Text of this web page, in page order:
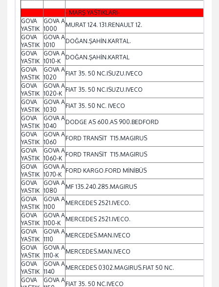
- MARŞ YASTIKLARI-
GOVA
YASTIK
GOVA A
1000
MURAT 124. 131.RENAULT 12.
GOVA
YASTIK
GOVA A
1010
DOĞAN.ŞAHİN.KARTAL.
GOVA
YASTIK
GOVA A
1010-K
DOĞAN.ŞAHİN.KARTAL
GOVA
YASTIK
GOVA A
1020
FIAT 35. 50 NC.ISUZU.IVECO
GOVA
YASTIK
GOVA A
1020-K
FIAT 35. 50 NC.ISUZU.IVECO
GOVA
YASTIK
GOVA A
1030
FIAT 35. 50 NC. IVECO
GOVA
YASTIK
GOVA A
1040
DODGE AS 600.AS 900.BEDFORD
GOVA
YASTIK
GOVA A
1060
FORD TRANSİT T15.MAGIRUS
GOVA
YASTIK
GOVA A
1060-K
FORD TRANSİT T15.MAGIRUS
GOVA
YASTIK
GOVA A
1070-K
FORD KARGO.FORD MİNİBÜS
GOVA
YASTIK
GOVA A
1080
MF 135.240.285.MAGIRUS
GOVA
YASTIK
GOVA A
1100
MERCEDES 2521.IVECO.
GOVA
YASTIK
GOVA A
1100-K
MERCEDES 2521.IVECO.
GOVA
YASTIK
GOVA A
1110
MERCEDES.MAN.IVECO
GOVA
YASTIK
GOVA A
1110-K
MERCEDES.MAN.IVECO
GOVA
YASTIK
GOVA A
1140
MERCEDES 0302.MAGIRUS.FIAT 50 NC.
GOVA
GOVA A
FIAT 35. 50 NC.IVECO